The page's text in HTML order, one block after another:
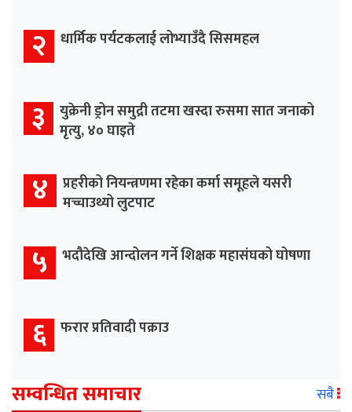
२ धार्मिक पर्यटकलाई लोभ्याउँदै सिसमहल
३ युक्रेनी ड्रोन समुद्री तटमा खस्दा रुसमा सात जनाको
मृत्यु, ४० घाइते
४ प्रहरीको नियन्त्रणमा रहेका कर्मा समूहले यसरी
मच्चाउथ्यो लुटपाट
५ भदौदेखि आन्दोलन गर्ने शिक्षक महासंघको घोषणा
६ फरार प्रतिवादी पक्राउ
सम्वन्धित समाचार सबै